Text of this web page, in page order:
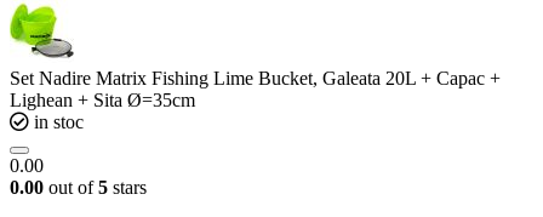
Set Nadire Matrix Fishing Lime Bucket, Galeata 20L + Capac +
Lighean + Sita Ø=35cm
in stoc
0.00
0.00 out of5 stars